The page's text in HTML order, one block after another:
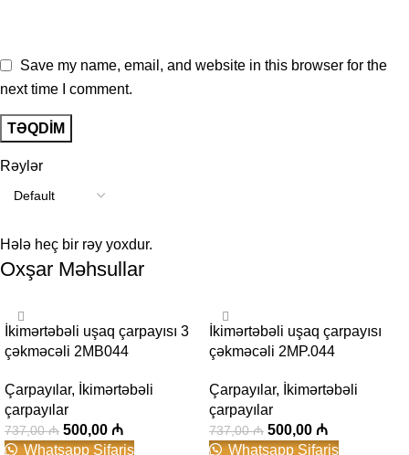
Rəylər
Hələ heç bir rəy yoxdur.
Save my name, email, and website in this browser for the
next time I comment.
Oxşar Məhsullar
İkimərtəbəli uşaq çarpayısı 3
çəkməcəli 2MB044
Çarpayılar,
İkimərtəbəli
çarpayılar
737,00₼ 500,00 ₼
Whatsapp Sifariş
İkimərtəbəli uşaq çarpayısı
çəkməcəli 2MP.044
Çarpayılar,
İkimərtəbəli
çarpayılar
737,00₼ 500,00 ₼
Whatsapp Sifariş